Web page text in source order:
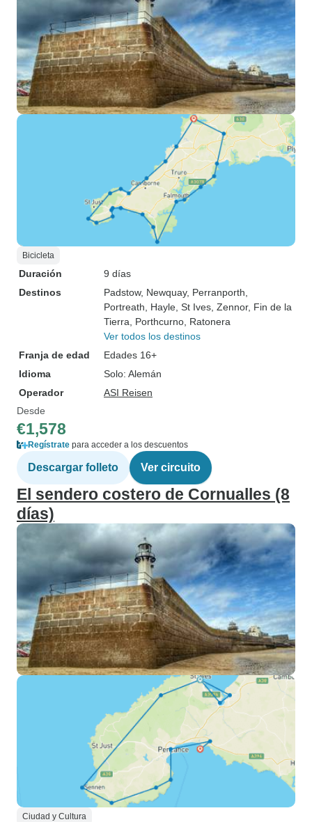
Bicicleta
Duración
9 días
Destinos
Padstow, Newquay, Perranporth
Portreath , Hayle , St Ives , Zennor, Fin de la
Tierra , Porthcurno , Ratonera
Ver todos los destinos
Franja de edad
Edades 16+
Idioma
Solo: Alemán
Operador
ASI Reisen
Desde
€1,578
Regístrate para acceder a los descuentos
Descargar folleto Ver circuito
El sendero costero de Cornualles (8
días)
Ciudad y Cultura